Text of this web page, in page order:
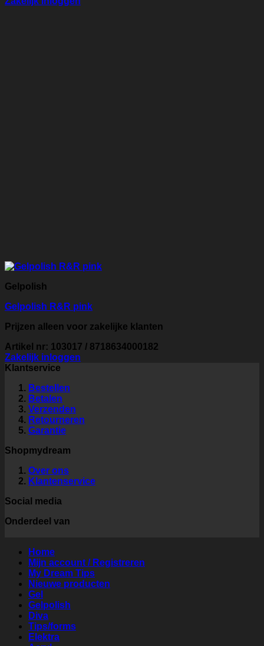
Gelpolish
Gelpolish R&R pink
Prijzen alleen voor zakelijke klanten
Artikel nr: 103017 / 8718634000182
Zakelijk inloggen
Klantservice
Bestellen
Betalen
Verzenden
Retourneren
Garantie
Shopmydream
Over ons
Klantenservice
Social media
Onderdeel van
Home
Mijn account / Registreren
My Dream Tips
Nieuwe producten
Gel
Gelpolish
Diva
Tips/forms
Elektra